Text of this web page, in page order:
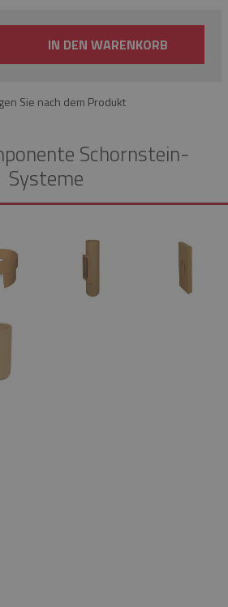
IN DEN WARENKORB
Sie nach dem Produkt
Schornstein-
Systeme